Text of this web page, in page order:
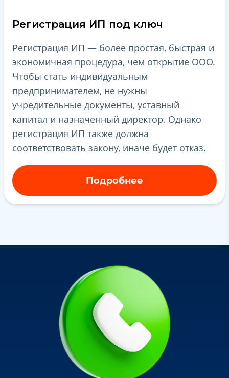
Регистрация ИП под ключ
Регистрация ИП — более простая, быстрая и
экономичная процедура, чем открытие ООО.
Чтобы стать индивидуальным
предпринимателем, не нужны
учредительные документы, уставный
капитал и назначенный директор. Однако
регистрация ИП также должна
соответствовать закону, иначе будет отказ.
Подробнее